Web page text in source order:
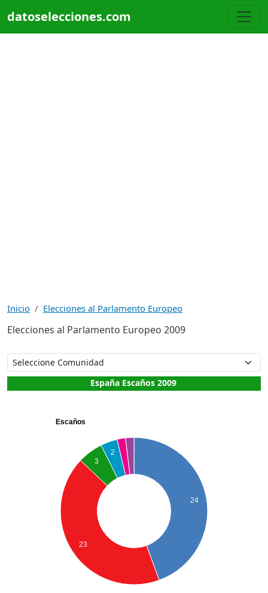
datoselecciones.com
Inicio Elecciones al Parlamento Europeo
Elecciones al Parlamento Europeo 2009
España Escaños 2009
Escaños
24
2
3
23